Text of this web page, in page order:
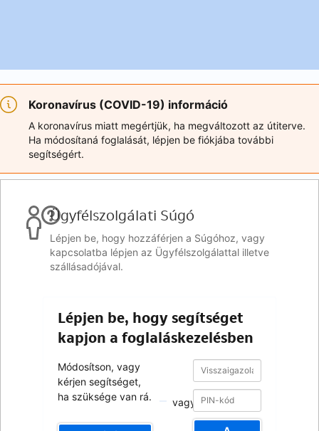
Koronavírus (COVID-19) információ
A koronavírus miatt megértjük, ha megváltozott az útiterve.
Ha módosítaná foglalását, lépjen be fiókjába további
segítségért.
Ügyfélszolgálati Súgó
Lépjen be, hogy hozzáférjen a Súgóhoz, vagy
kapcsolatba lépjen az Ügyfélszolgálattal illetve
szállásadójával.
Lépjen be, hogy segítséget
kapjon a foglaláskezelésben
Módosítson, vagy
kérjen segítséget,
ha szüksége van rá.
vagy
Visszaigazolási
szám
Visszaigazolási
szám